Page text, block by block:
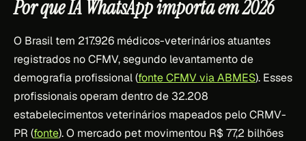
Por que IA WhatsApp importa em 2026
O Brasil tem 217.926 médicos-veterinários atuantes
registrados no CFMV, segundo levantamento de
demografia profissional (fonte CFMV via ABMES). Esses
profissionais operam dentro de 32.208
estabelecimentos veterinários mapeados pelo CRMV-
PR (fonte). O mercado pet movimentou R$ 77,2 bilhões